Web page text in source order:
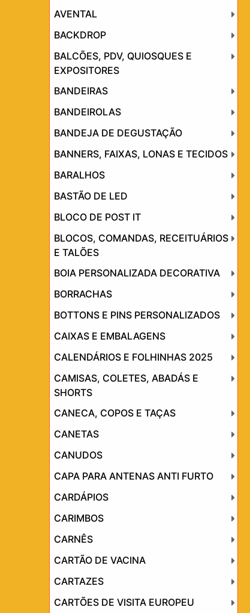
AVENTAL
BACKDROP
BALCÕES, PDV, QUIOSQUES E
EXPOSITORES
BANDEIRAS
BANDEIROLAS
BANDEJA DE DEGUSTAÇÃO
BANNERS, FAIXAS, LONAS E TECIDOS
BARALHOS
BASTÃO DE LED
BLOCO DE POST IT
BLOCOS, COMANDAS, RECEITUÁRIOS
E TALÕES
BOIA PERSONALIZADA DECORATIVA
BORRACHAS
BOTTONS E PINS PERSONALIZADOS
CAIXAS E EMBALAGENS
CALENDÁRIOS E FOLHINHAS 2025
CAMISAS, COLETES, ABADÁS E
SHORTS
CANECA, COPOS E TAÇAS
CANETAS
CANUDOS
CAPA PARA ANTENAS ANTI FURTO
CARDÁPIOS
CARIMBOS
CARNÊS
CARTÃO DE VACINA
CARTAZES
CARTÕES DE VISITA EUROPEU